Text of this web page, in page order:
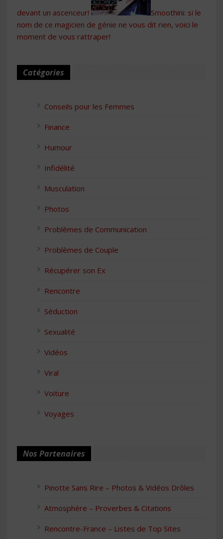
devant un ascenceur!
Smoothini: si le
nom de ce magicien de génie ne vous dit rien, voici le
moment de vous rattraper!
Catégories
Conseils pour les Femmes
Finance
Humour
Infidélité
Musculation
Photos
Problèmes de Communication
Problèmes de Couple
Récupérer son Ex
Rencontre
Séduction
Sexualité
Vidéos
Viral
Voiture
Voyages
Nos Partenaires
Pinotte Sans Rire – Photos & Vidéos Drôles
Atmosphère – Proverbes & Citations
Rencontre-France – Listes de Top Sites